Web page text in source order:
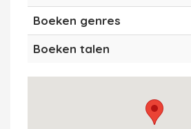
Boeken genres
Boeken talen